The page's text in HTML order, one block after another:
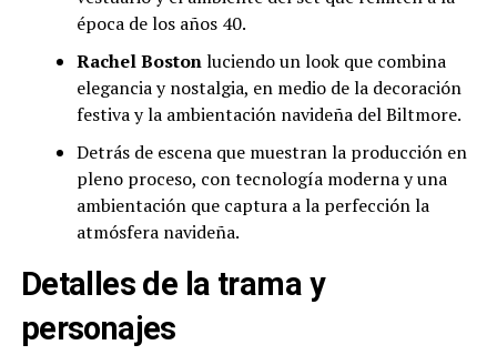
época de los años 40.
Rachel Bostonluciendo un look que combina
elegancia y nostalgia, en medio de la decoración
festiva y la ambientación navideña del Biltmore.
Detrás de escena que muestran la producción en
pleno proceso, con tecnología moderna y una
ambientación que captura a la perfección la
atmósfera navideña.
Detalles de la trama y
personajes